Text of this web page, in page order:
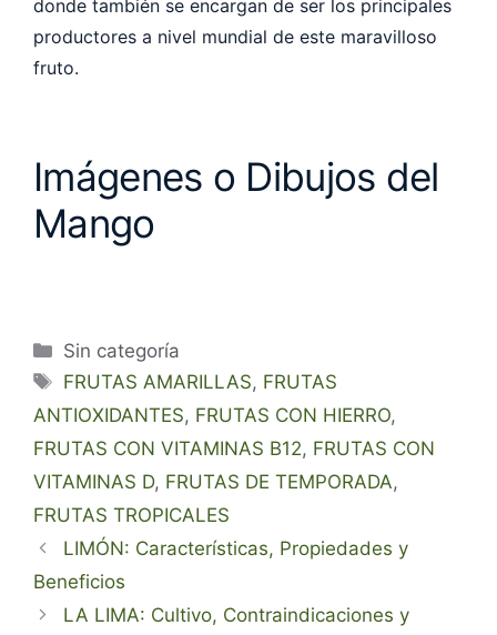
donde también se encargan de ser los principales
productores a nivel mundial de este maravilloso
fruto.
Imágenes o Dibujos del
Mango
Categorías
Sin categoría
Etiquetas
FRUTAS AMARILLAS, FRUTAS
ANTIOXIDANTES, FRUTAS CON HIERRO,
FRUTAS CON VITAMINAS B12, FRUTAS CON
VITAMINAS D, FRUTAS DE TEMPORADA,
FRUTAS TROPICALES
LIMÓN: Características, Propiedades y
Beneficios
LA LIMA: Cultivo, Contraindicaciones y